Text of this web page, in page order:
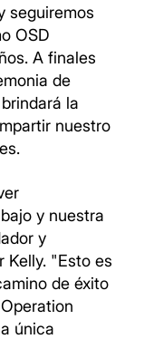
seguiremos
OSD
A finales
de
la
nuestro
y nuestra
y
Kelly. "Esto es
de éxito
única